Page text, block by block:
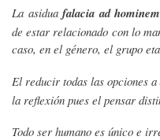
La asidua falacia ad hominem
de estar relacionado con lo
caso, en el género, el grupo
El reducir todas las opciones a
la reflexión pues el pensar
Todo ser humano es único e